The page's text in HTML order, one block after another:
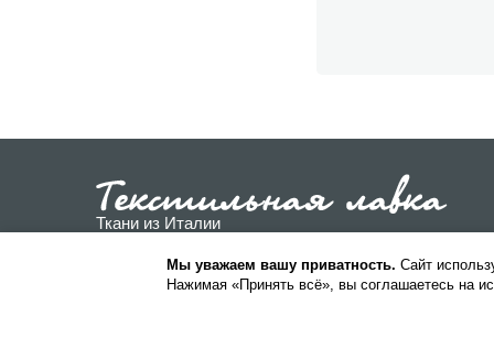
Ткани из Италии
Политика конфиденциальности
Мы уважаем вашу приватность. Cайт
Нажимая «Принять всё», вы соглашаетесь на